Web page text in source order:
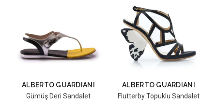
ALBERTO GUARDIANI
Gümüş Deri Sandalet
ALBERTO GUARDIANI
Flutterby Topuklu Sandalet